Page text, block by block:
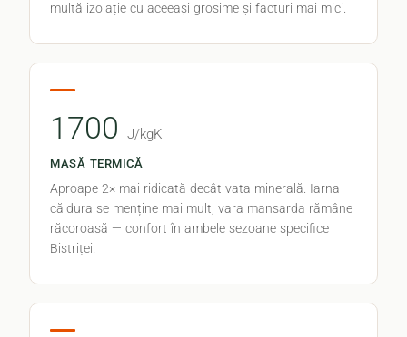
multă izolație cu aceeași grosime și facturi mai mici.
1700 J/kgK
MASĂ TERMICĂ
Aproape 2× mai ridicată decât vata minerală. Iarna
căldura se menține mai mult, vara mansarda rămâne
răcoroasă — confort în ambele sezoane specifice
Bistriței.